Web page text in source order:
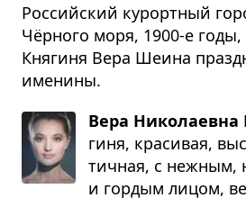
Российский курортный
Чёрного моря, 1900-е годы,
Княгиня Вера Шеина
именины.
Вера
гиня, кра­си­вая,
тич­ная, с неж­ным,
и гор­дым лицом,